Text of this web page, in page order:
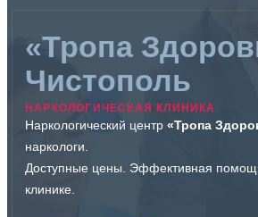
«Тропа
Чистополь
НАРКОЛОГИЧЕСКАЯ КЛИНИКА
Наркологический центр «Тропа
наркологи.
Доступные цены. Эффективная
клинике.